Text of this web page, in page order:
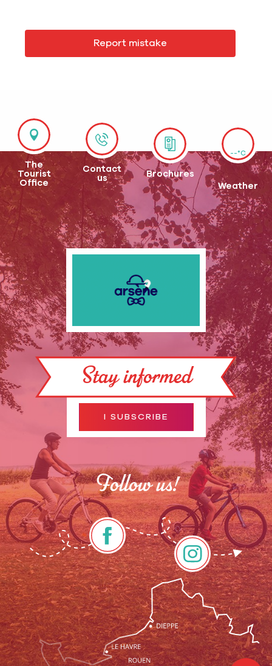
Description
Services
Openings
Contact by
email
Report mistake
The
Tourist
Office
Contact
us
Brochures
--°C
Weather
Stay informed
I SUBSCRIBE
Follow us!